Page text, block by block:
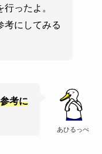
ったよ。
考にしてみる
あひるっぺ
考に